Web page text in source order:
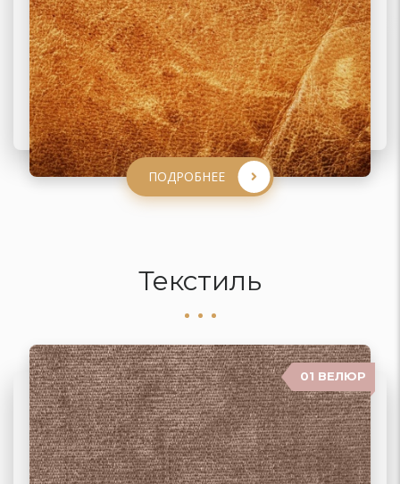
ПОДРОБНЕЕ
ПОДРОБНЕЕ
ПОДРОБНЕЕ
ПОДРОБНЕЕ
Текстиль
06 ЖАККАРД 01 ВЕЛЮР
02 РОГОЖКА
03 ФЛОК